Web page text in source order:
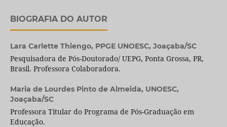
BIOGRAFIA DO AUTOR
Lara Carlette Thiengo, PPGE UNOESC, Joaçaba/SC
Pesquisadora de Pós-Doutorado/ UEPG, Ponta Grossa, PR,
Brasil. Professora Colaboradora.
Maria de Lourdes Pinto de Almeida, UNOESC,
Joaçaba/SC
Professora Titular do Programa de Pós-Graduação em
Educação.